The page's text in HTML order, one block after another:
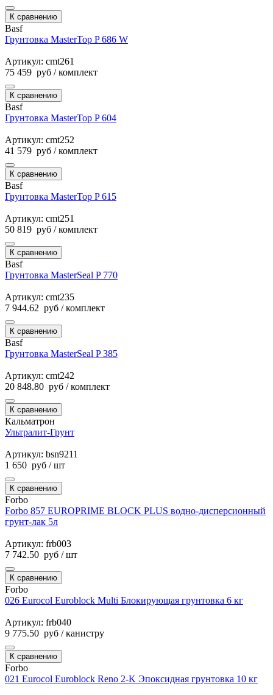
К сравнению
Basf
Грунтовка MasterTop P 686 W
Артикул: cmt261
75 459 руб / комплект
К сравнению
Basf
Грунтовка MasterTop P 604
Артикул: cmt252
41 579 руб / комплект
К сравнению
Basf
Грунтовка MasterTop P 615
Артикул: cmt251
50 819 руб / комплект
К сравнению
Basf
Грунтовка MasterSeal P 770
Артикул: cmt235
7 944.62 руб / комплект
К сравнению
Basf
Грунтовка MasterSeal P 385
Артикул: cmt242
20 848.80 руб / комплект
К сравнению
Кальматрон
Ультралит-Грунт
Артикул: bsn9211
1 650 руб / шт
К сравнению
Forbo
Forbo 857 EUROPRIME BLOCK PLUS водно-дисперсионный
грунт-лак 5л
Артикул: frb003
7 742.50 руб / шт
К сравнению
Forbo
026 Eurocol Euroblock Multi Блокирующая грунтовка 6 кг
Артикул: frb040
9 775.50 руб / канистру
К сравнению
Forbo
021 Eurocol Euroblock Reno 2-K Эпоксидная грунтовка 10 кг